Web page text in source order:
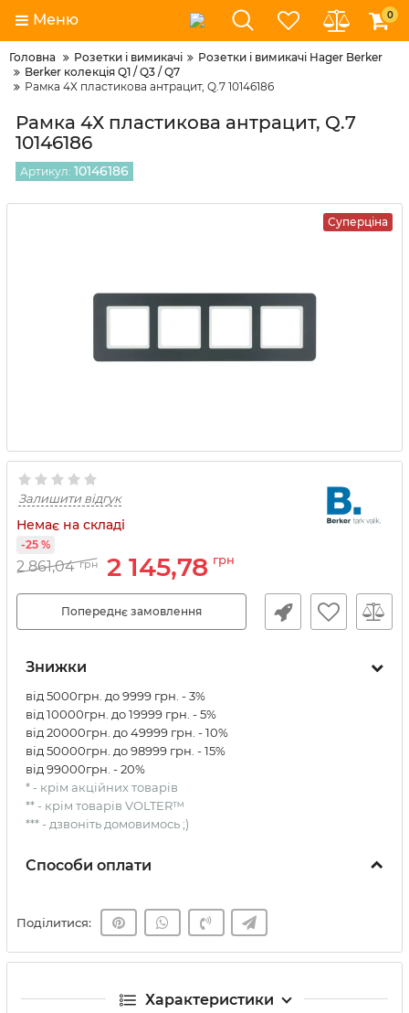
Меню 0
Головна Розетки і вимикачі
Розетки і вимикачі Hager Berker
Berker колекція Q1 / Q3 / Q7
Рамка 4Х пластикова антрацит, Q.7 10146186
Рамка 4Х пластикова антрацит, Q.7
10146186
Артикул: 10146186
Суперціна
Залишити відгук
Немає на складі
2 861,04 грн 2 145,78 грн
-25 %
Попереднє замовлення
Знижки
від 5000грн. до 9999 грн. - 3%
від 10000грн. до 19999 грн. - 5%
від 20000грн. до 49999 грн. - 10%
від 50000грн. до 98999 грн. - 15%
від 99000грн. - 20%
* - крім акційних товарів
** - крім товарів VOLTER™
*** - дзвоніть домовимось ;)
Способи оплати
Поділитися:
Характеристики